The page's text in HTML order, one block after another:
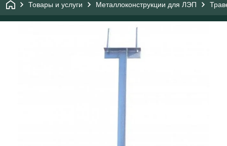
Товары и услуги Металлоконструкции для ЛЭП